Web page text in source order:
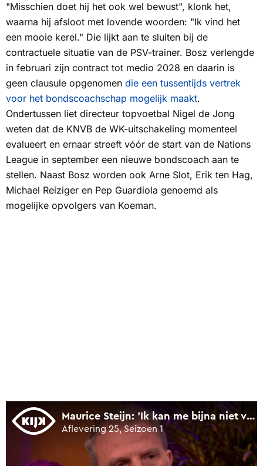
"Misschien doet hij het ook wel bewust", klonk het,
waarna hij afsloot met lovende woorden: "Ik vind het
een mooie kerel." Die lijkt aan te sluiten bij de
contractuele situatie van de PSV-trainer. Bosz verlengde
in februari zijn contract tot medio 2028 en daarin is
geen clausule opgenomen die een tussentijds vertrek
voor het bondscoachschap mogelijk maakt.
Ondertussen liet directeur topvoetbal Nigel de Jong
weten dat de KNVB de WK-uitschakeling momenteel
evalueert en ernaar streeft vóór de start van de Nations
League in september een nieuwe bondscoach aan te
stellen. Naast Bosz worden ook Arne Slot, Erik ten Hag,
Michael Reiziger en Pep Guardiola genoemd als
mogelijke opvolgers van Koeman.